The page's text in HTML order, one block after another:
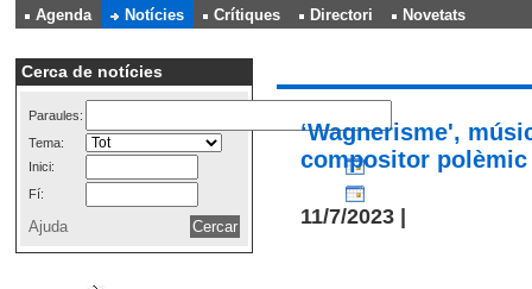
Agenda
Notícies Crítiques Directori Novetats
Cerca de notícies
Paraules:
Tema:
Inici:
Fí:
Ajuda
‘Wagnerisme',
compositor polèmic
11/7/2023 |